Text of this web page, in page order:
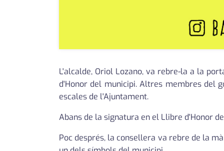
L'alcalde, Oriol Lozano, va rebre-la a la
d'Honor del municipi. Altres membres del
escales de l'Ajuntament.
Abans de la signatura en el Llibre d'Honor
Poc després, la consellera va rebre de la